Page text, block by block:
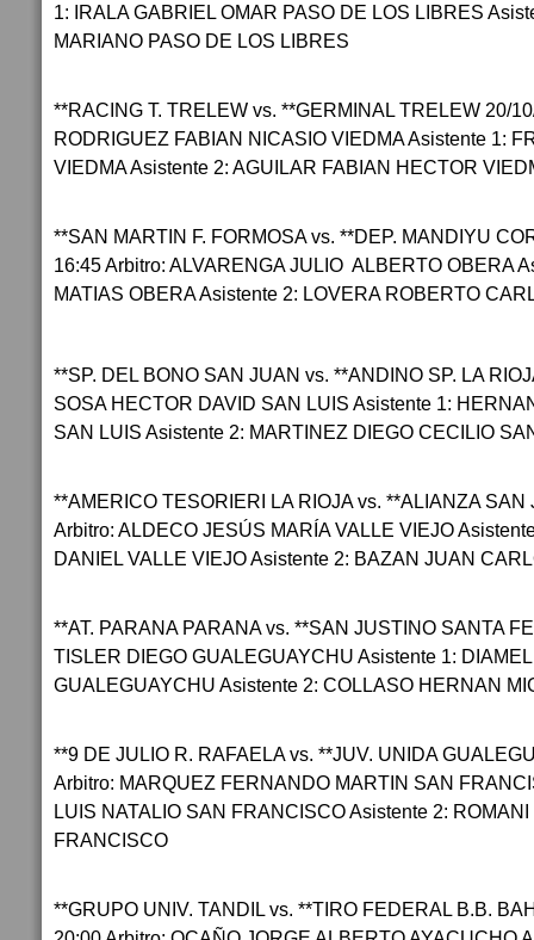
1: IRALA GABRIEL OMAR PASO DE LOS LIBRES
MARIANO PASO DE LOS LIBRES
**RACING T. TRELEW vs. **GERMINAL TRELEW 20/
RODRIGUEZ FABIAN NICASIO VIEDMA Asistente 1:
VIEDMA Asistente 2: AGUILAR FABIAN HECTOR
**SAN MARTIN F. FORMOSA vs. **DEP. MANDIYU
16:45 Arbitro: ALVARENGA JULIO ALBERTO OBERA
MATIAS OBERA Asistente 2: LOVERA ROBERTO
**SP. DEL BONO SAN JUAN vs. **ANDINO SP. LA
SOSA HECTOR DAVID SAN LUIS Asistente 1:
SAN LUIS Asistente 2: MARTINEZ DIEGO CECILIO
**AMERICO TESORIERI LA RIOJA vs. **ALIANZA
Arbitro: ALDECO JESÚS MARÍA VALLE VIEJO
DANIEL VALLE VIEJO Asistente 2: BAZAN JUAN
**AT. PARANA PARANA vs. **SAN JUSTINO SANTA
TISLER DIEGO GUALEGUAYCHU Asistente 1:
GUALEGUAYCHU Asistente 2: COLLASO HERNAN
**9 DE JULIO R. RAFAELA vs. **JUV. UNIDA
Arbitro: MARQUEZ FERNANDO MARTIN SAN
LUIS NATALIO SAN FRANCISCO Asistente 2:
FRANCISCO
**GRUPO UNIV. TANDIL vs. **TIRO FEDERAL B.B.